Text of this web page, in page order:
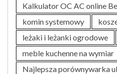
Kalkulator OC AC online
komin systemowy
leżaki i leżanki ogrodowe
meble kuchenne na wymiar
Najlepsza porównywarka